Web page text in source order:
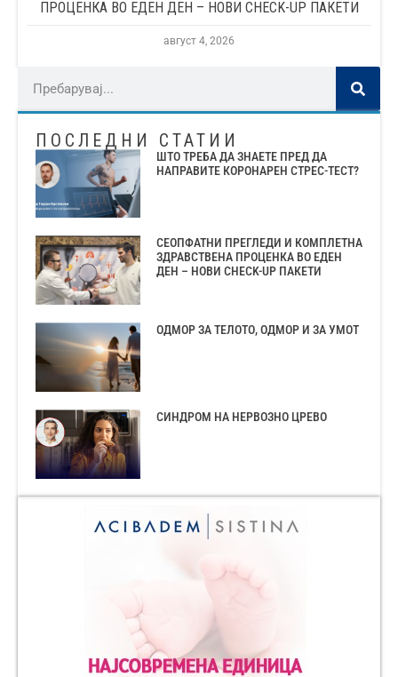
ПРОЦЕНКА ВО ЕДЕН ДЕН – НОВИ CHECK-UP ПАКЕТИ
август 4, 2026
ПОСЛЕДНИ СТАТИИ
ШТО ТРЕБА ДА ЗНАЕТЕ ПРЕД ДА
НАПРАВИТЕ КОРОНАРЕН СТРЕС-ТЕСТ?
СЕОПФАТНИ ПРЕГЛЕДИ И КОМПЛЕТНА
ЗДРАВСТВЕНА ПРОЦЕНКА ВО ЕДЕН
ДЕН – НОВИ CHECK-UP ПАКЕТИ
ОДМОР ЗА ТЕЛОТО, ОДМОР И ЗА УМОТ
СИНДРОМ НА НЕРВОЗНО ЦРЕВО